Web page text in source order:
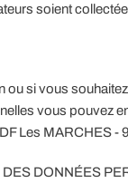
soient
ou si vous
vous pouvez
Les MARCHES
DONNÉES